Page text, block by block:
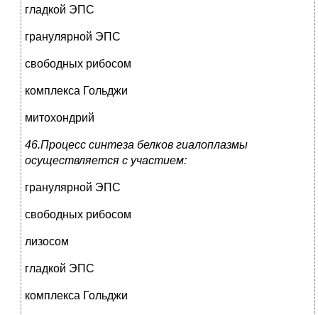
гладкой ЭПС
гранулярной ЭПС
свободных рибосом
комплекса Гольджи
митохондрий
46.Процесс синтеза белков гиалоплазмы
осуществляется с участием:
гранулярной ЭПС
свободных рибосом
лизосом
гладкой ЭПС
комплекса Гольджи